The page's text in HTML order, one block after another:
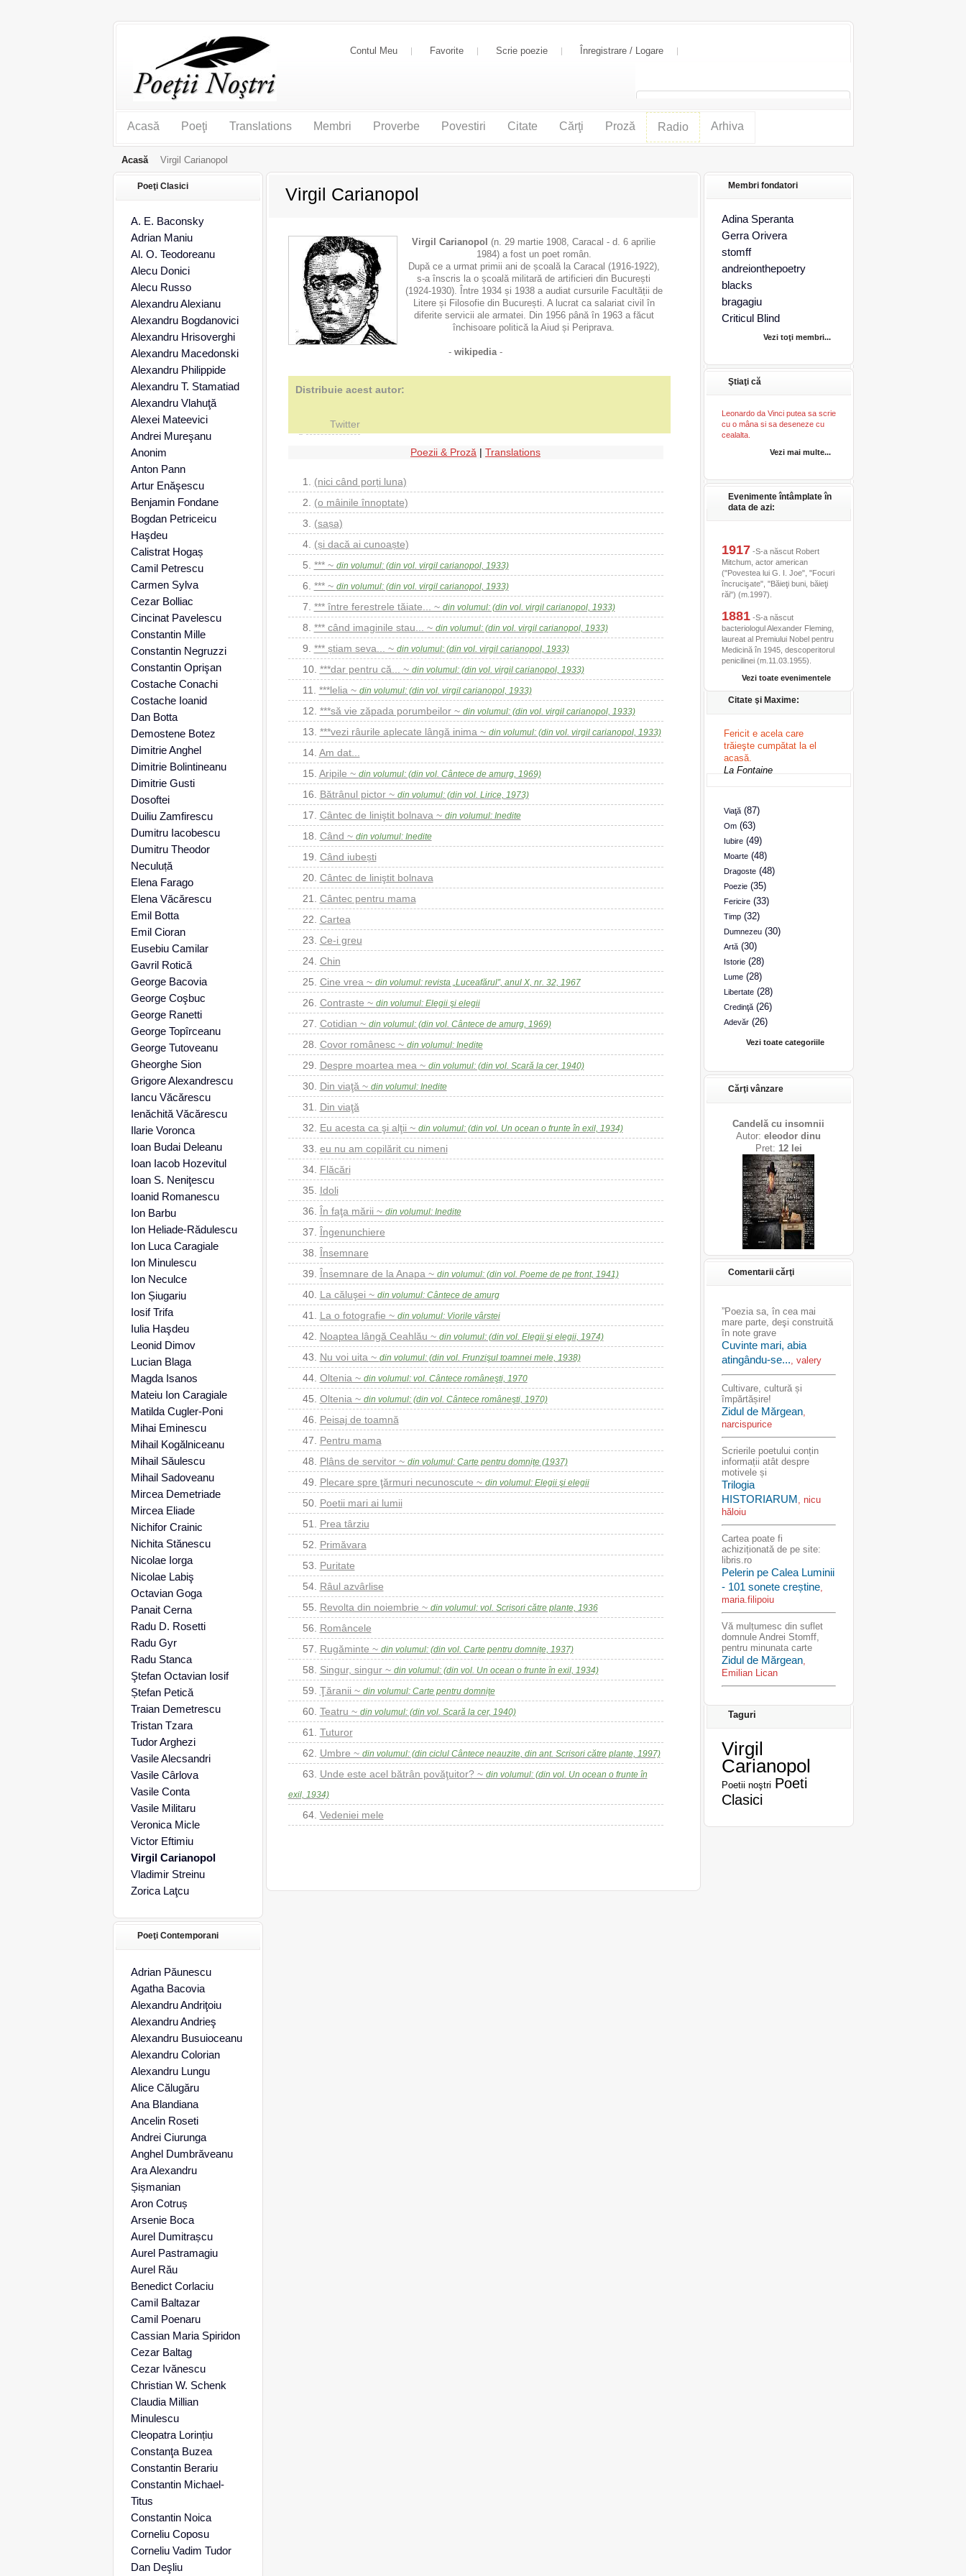
Contul Meu Favorite Scrie poezie Înregistrare / Logare
Acasă Poeţi Translations Membri Proverbe Povestiri Citate Cărţi Proză Radio Arhiva
Acasă Virgil Carianopol
Virgil Carianopol
Virgil Carianopol (n. 29 martie 1908, Caracal - d. 6 aprilie
1984) a fost un poet român.
După ce a urmat primii ani de școală la Caracal (1916-1922),
s-a înscris la o școală militară de artificieri din București
(1924-1930). Între 1934 și 1938 a audiat cursurile Facultății de
Litere și Filosofie din București. A lucrat ca salariat civil în
diferite servicii ale armatei. Din 1956 până în 1963 a făcut
închisoare politică la Aiud și Periprava.
- wikipedia-
Distribuie acest autor:
Twitter
Poezii & Proză | Translations
1. (nici când porți luna)
2. (o mâinile înnoptate)
3. (sașa)
4. (și dacă ai cunoaște)
5. *** ~ din volumul: (din vol. virgil carianopol, 1933)
6. *** ~ din volumul: (din vol. virgil carianopol, 1933)
7. *** între ferestrele tăiate... ~ din volumul: (din vol. virgil carianopol, 1933)
8. *** când imaginile stau... ~ din volumul: (din vol. virgil carianopol, 1933)
9. *** știam seva... ~ din volumul: (din vol. virgil carianopol, 1933)
10. ***dar pentru că... ~ din volumul: (din vol. virgil carianopol, 1933)
11. ***lelia ~ din volumul: (din vol. virgil carianopol, 1933)
12. ***să vie zăpada porumbeilor ~ din volumul: (din vol. virgil carianopol, 1933)
13. ***vezi râurile aplecate lângă inima ~ din volumul: (din vol. virgil carianopol, 1933)
14. Am dat...
15. Aripile ~ din volumul: (din vol. Cântece de amurg, 1969)
16. Bătrânul pictor ~ din volumul: (din vol. Lirice, 1973)
17. Cântec de liniştit bolnava ~ din volumul: Inedite
18. Când ~ din volumul: Inedite
19. Când iubești
20. Cântec de liniştit bolnava
21. Cântec pentru mama
22. Cartea
23. Ce-i greu
24. Chin
25. Cine vrea ~ din volumul: revista „Luceafărul”, anul X, nr. 32, 1967
26. Contraste ~ din volumul: Elegii şi elegii
27. Cotidian ~ din volumul: (din vol. Cântece de amurg, 1969)
28. Covor românesc ~ din volumul: Inedite
29. Despre moartea mea ~ din volumul: (din vol. Scară la cer, 1940)
30. Din viaţă ~ din volumul: Inedite
31. Din viaţă
32. Eu acesta ca şi alţii ~ din volumul: (din vol. Un ocean o frunte în exil, 1934)
33. eu nu am copilărit cu nimeni
34. Flăcări
35. Idoli
36. În faţa mării ~ din volumul: Inedite
37. Îngenunchiere
38. Însemnare
39. Însemnare de la Anapa ~ din volumul: (din vol. Poeme de pe front, 1941)
40. La căluşei ~ din volumul: Cântece de amurg
41. La o fotografie ~ din volumul: Viorile vârstei
42. Noaptea lângă Ceahlău ~ din volumul: (din vol. Elegii şi elegii, 1974)
43. Nu voi uita ~ din volumul: (din vol. Frunzişul toamnei mele, 1938)
44. Oltenia ~ din volumul: vol. Cântece româneşti, 1970
45. Oltenia ~ din volumul: (din vol. Cântece româneşti, 1970)
46. Peisaj de toamnă
47. Pentru mama
48. Plâns de servitor ~ din volumul: Carte pentru domniţe (1937)
49. Plecare spre ţărmuri necunoscute ~ din volumul: Elegii şi elegii
50. Poetii mari ai lumii
51. Prea târziu
52. Primăvara
53. Puritate
54. Râul azvârlise
55. Revolta din noiembrie ~ din volumul: vol. Scrisori către plante, 1936
56. Româncele
57. Rugăminte ~ din volumul: (din vol. Carte pentru domnițe, 1937)
58. Singur, singur ~ din volumul: (din vol. Un ocean o frunte în exil, 1934)
59. Ţăranii ~ din volumul: Carte pentru domniţe
60. Teatru ~ din volumul: (din vol. Scară la cer, 1940)
61. Tuturor
62. Umbre ~ din volumul: (din ciclul Cântece neauzite, din ant. Scrisori către plante, 1997)
63. Unde este acel bătrân povăţuitor? ~ din volumul: (din vol. Un ocean o frunte în
exil, 1934)
64. Vedeniei mele
Poeţi Clasici
A. E. Baconsky
Adrian Maniu
Al. O. Teodoreanu
Alecu Donici
Alecu Russo
Alexandru Alexianu
Alexandru Bogdanovici
Alexandru Hrisoverghi
Alexandru Macedonski
Alexandru Philippide
Alexandru T. Stamatiad
Alexandru Vlahuţă
Alexei Mateevici
Andrei Mureşanu
Anonim
Anton Pann
Artur Enăşescu
Benjamin Fondane
Bogdan Petriceicu
Haşdeu
Calistrat Hogaș
Camil Petrescu
Carmen Sylva
Cezar Bolliac
Cincinat Pavelescu
Constantin Mille
Constantin Negruzzi
Constantin Oprişan
Costache Conachi
Costache Ioanid
Dan Botta
Demostene Botez
Dimitrie Anghel
Dimitrie Bolintineanu
Dimitrie Gusti
Dosoftei
Duiliu Zamfirescu
Dumitru Iacobescu
Dumitru Theodor
Neculuță
Elena Farago
Elena Văcărescu
Emil Botta
Emil Cioran
Eusebiu Camilar
Gavril Rotică
George Bacovia
George Coşbuc
George Ranetti
George Topîrceanu
George Tutoveanu
Gheorghe Sion
Grigore Alexandrescu
Iancu Văcărescu
Ienăchită Văcărescu
Ilarie Voronca
Ioan Budai Deleanu
Ioan Iacob Hozevitul
Ioan S. Neniţescu
Ioanid Romanescu
Ion Barbu
Ion Heliade-Rădulescu
Ion Luca Caragiale
Ion Minulescu
Ion Neculce
Ion Șiugariu
Iosif Trifa
Iulia Haşdeu
Leonid Dimov
Lucian Blaga
Magda Isanos
Mateiu Ion Caragiale
Matilda Cugler-Poni
Mihai Eminescu
Mihail Kogălniceanu
Mihail Săulescu
Mihail Sadoveanu
Mircea Demetriade
Mircea Eliade
Nichifor Crainic
Nichita Stănescu
Nicolae Iorga
Nicolae Labiş
Octavian Goga
Panait Cerna
Radu D. Rosetti
Radu Gyr
Radu Stanca
Ştefan Octavian Iosif
Ștefan Petică
Traian Demetrescu
Tristan Tzara
Tudor Arghezi
Vasile Alecsandri
Vasile Cârlova
Vasile Conta
Vasile Militaru
Veronica Micle
Victor Eftimiu
Virgil Carianopol
Vladimir Streinu
Zorica Laţcu
Poeţi Contemporani
Adrian Păunescu
Agatha Bacovia
Alexandru Andriţoiu
Alexandru Andrieş
Alexandru Busuioceanu
Alexandru Colorian
Alexandru Lungu
Alice Călugăru
Ana Blandiana
Ancelin Roseti
Andrei Ciurunga
Anghel Dumbrăveanu
Ara Alexandru
Șișmanian
Aron Cotruș
Arsenie Boca
Aurel Dumitrașcu
Aurel Pastramagiu
Aurel Rău
Benedict Corlaciu
Camil Baltazar
Camil Poenaru
Cassian Maria Spiridon
Cezar Baltag
Cezar Ivănescu
Christian W. Schenk
Claudia Millian
Minulescu
Cleopatra Lorințiu
Constanţa Buzea
Constantin Berariu
Constantin Michael-
Titus
Constantin Noica
Corneliu Coposu
Corneliu Vadim Tudor
Dan Deşliu
Membri fondatori
Adina Speranta
Gerra Orivera
stomff
andreionthepoetry
blacks
bragagiu
Criticul Blind
Vezi toţi membri...
Ştiaţi că
Leonardo da Vinci putea sa scrie
cu o mâna si sa deseneze cu
cealalta.
Vezi mai multe...
Evenimente întâmplate în
data de azi:
1917 -S-a născut Robert
Mitchum, actor american
("Povestea lui G. I. Joe", "Focuri
încrucişate", "Băieţi buni, băieţi
răi") (m.1997).
1881-S-a născut
bacteriologul Alexander Fleming,
laureat al Premiului Nobel pentru
Medicină în 1945, descoperitorul
penicilinei (m.11.03.1955).
Vezi toate evenimentele
Citate şi Maxime:
Fericit e acela care
trăieşte cumpătat la el
acasă.
La Fontaine
Viaţă(87)
Om(63)
Iubire(49)
Moarte(48)
Dragoste(48)
Poezie(35)
Fericire(33)
Timp(32)
Dumnezeu(30)
Artă(30)
Istorie(28)
Lume(28)
Libertate(28)
Credinţă(26)
Adevăr(26)
Vezi toate categoriile
Cărţi vânzare
Candelă cu insomnii
Autor: eleodor dinu
Pret: 12 lei
Comentarii cărţi
”Poezia sa, în cea mai
mare parte, deşi construită
în note grave
Cuvinte mari, abia
atingându-se..., valery
Cultivare, cultură și
împărtășire!
Zidul de Mărgean,
narcispurice
Scrierile poetului conțin
informații atât despre
motivele și
Trilogia
HISTORIARUM, nicu
hăloiu
Cartea poate fi
achiziționată de pe site:
libris.ro
Pelerin pe Calea Luminii
- 101 sonete creștine,
maria.filipoiu
Vă mulțumesc din suflet
domnule Andrei Stomff,
pentru minunata carte
Zidul de Mărgean,
Emilian Lican
Taguri
Virgil
Carianopol
Poetii noştri Poeti
Clasici